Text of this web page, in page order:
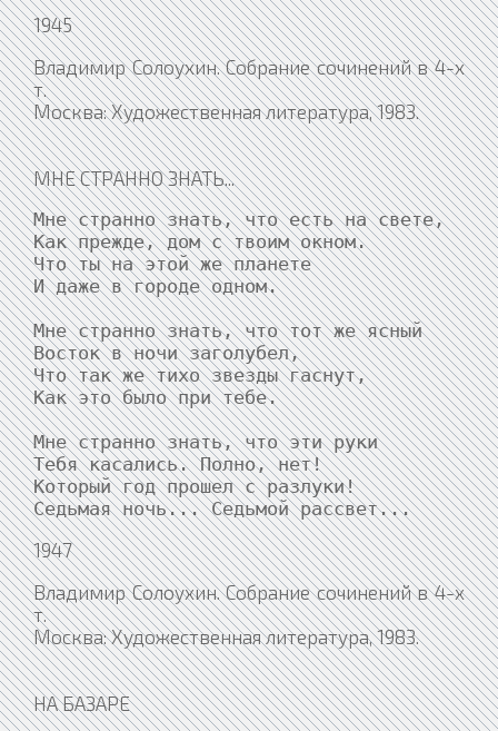
1945
Владимир Солоухин. Собрание сочинений в 4-х
т.
Москва: Художественная литература, 1983.
МНЕ СТРАННО ЗНАТЬ...
Мне странно знать, что есть на свете,
Как прежде, дом с твоим окном.
Что ты на этой же планете
И даже в городе одном.
Мне странно знать, что тот же ясный
Восток в ночи заголубел,
Что так же тихо звезды гаснут,
Как это было при тебе.
Мне странно знать, что эти руки
Тебя касались. Полно, нет!
Который год прошел с разлуки!
Седьмая ночь... Седьмой рассвет...
1947
Владимир Солоухин. Собрание сочинений в 4-х
т.
Москва: Художественная литература, 1983.
НА БАЗАРЕ